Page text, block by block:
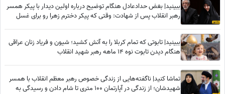
ببینید| بغض حدادعادل هنگام توضیح درباره اولین دیدار با پیکر همسر
رهبر انقلاب پس از شهادت: وقتی که پیکر دخترم زهرا رو برای غسل
ببینید| تابوتی که تمام کربلا را به آتش کشید؛ شیون و فریاد زنان عراقی
هنگام دیدن تابوت نوه 14 ماهه رهبر شهید انقلاب
تماشا کنید| ناگفته‌هایی از زندگی خصوص رهبر معظم انقلاب با همسر
شهیدشان؛ از زندگی در آپارتمان 100 متری تا شام دادن و رسیدگی به